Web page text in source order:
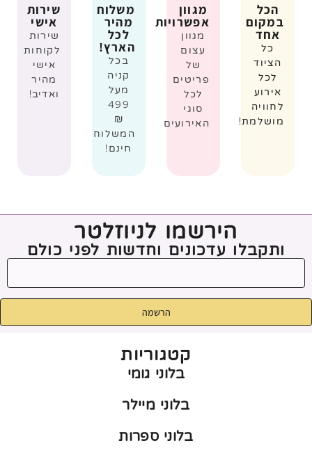
הכל
במקום
אחד
כל
הציוד
לכל
אירוע
לחוויה
מושלמת!
מגוון
אפשרויות
מגוון
עצום
של
פריטים
לכל
סוגי
האירועים
משלוח
מהיר
לכל
הארץ!
בכל
קניה
מעל
499
₪
המשלוח
חינם!
שירות
אישי
שירות
לקוחות
אישי
מהיר
ואדיב!
הירשמו לניוזלטר
ותקבלו עדכונים וחדשות לפני כולם
הרשמה
קטגוריות
בלוני גומי
בלוני מיילר
בלוני ספרות